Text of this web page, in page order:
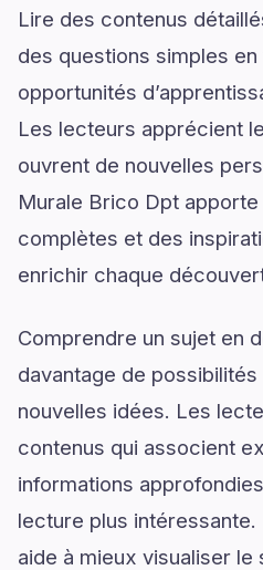
Lire des contenus
des questions simples
opportunités
Les lecteurs apprécient
ouvrent de nouvelles
Murale Brico Dpt
complètes et des
enrichir chaque
Comprendre un sujet en
davantage de
nouvelles idées. Les
contenus qui associent
informations
lecture plus
aide à mieux visualiser le